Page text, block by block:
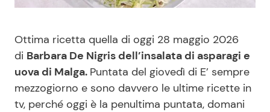
Mondo Mamma
News benessere
Le Ricette in TV
Primi Piatti
Ottima ricetta quella di oggi 28 maggio 2026
di Barbara De Nigris dell’insalata di asparagi e
uova di Malga. Puntata del giovedì di E’ sempre
mezzogiorno e sono davvero le ultime ricette in
tv, perché oggi è la penultima puntata, domani